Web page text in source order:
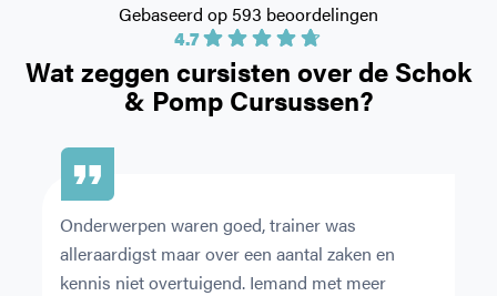
Wat zeggen cursisten over de Schok
& Pomp Cursussen?
4.7
Gebaseerd op 593 beoordelingen
Onderwerpen waren goed, trainer was
alleraardigst maar over een aantal zaken en
kennis niet overtuigend. Iemand met meer